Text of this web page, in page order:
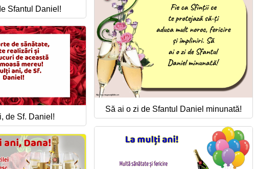
Sfantul Daniel!
Să ai o zi de Sfantul Daniel minunată!
de Sf. Daniel!